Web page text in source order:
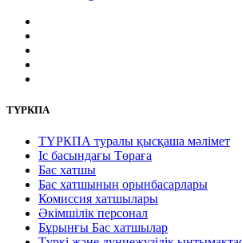
ТҮРКПА
ТҮРКПА туралы қысқаша мәлімет
Iс басындағы Төраға
Бас хатшы
Бас хатшының орынбасарлары
Комиссия хатшылары
Әкімшілік персонал
Бұрынғы Бас хатшылар